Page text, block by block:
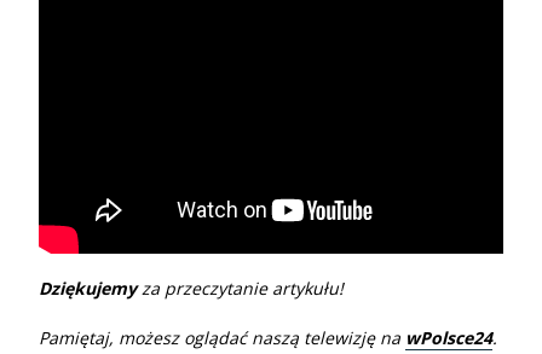
Dziękujemyza przeczytanie artykułu!
Pamiętaj, możesz oglądać naszą telewizję na wPolsce24.